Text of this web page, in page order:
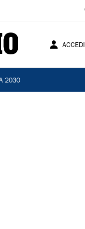
ACCEDI
2030